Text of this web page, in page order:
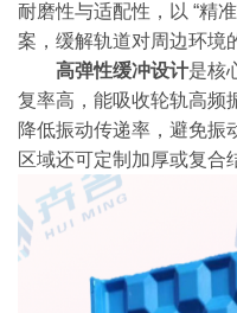
耐磨性与适配性，以 “精
案，缓解轨道对周边环境
高弹性缓冲设计是核
复率高，能吸收轮轨高频
降低振动传递率，避免振
区域还可定制加厚或复合